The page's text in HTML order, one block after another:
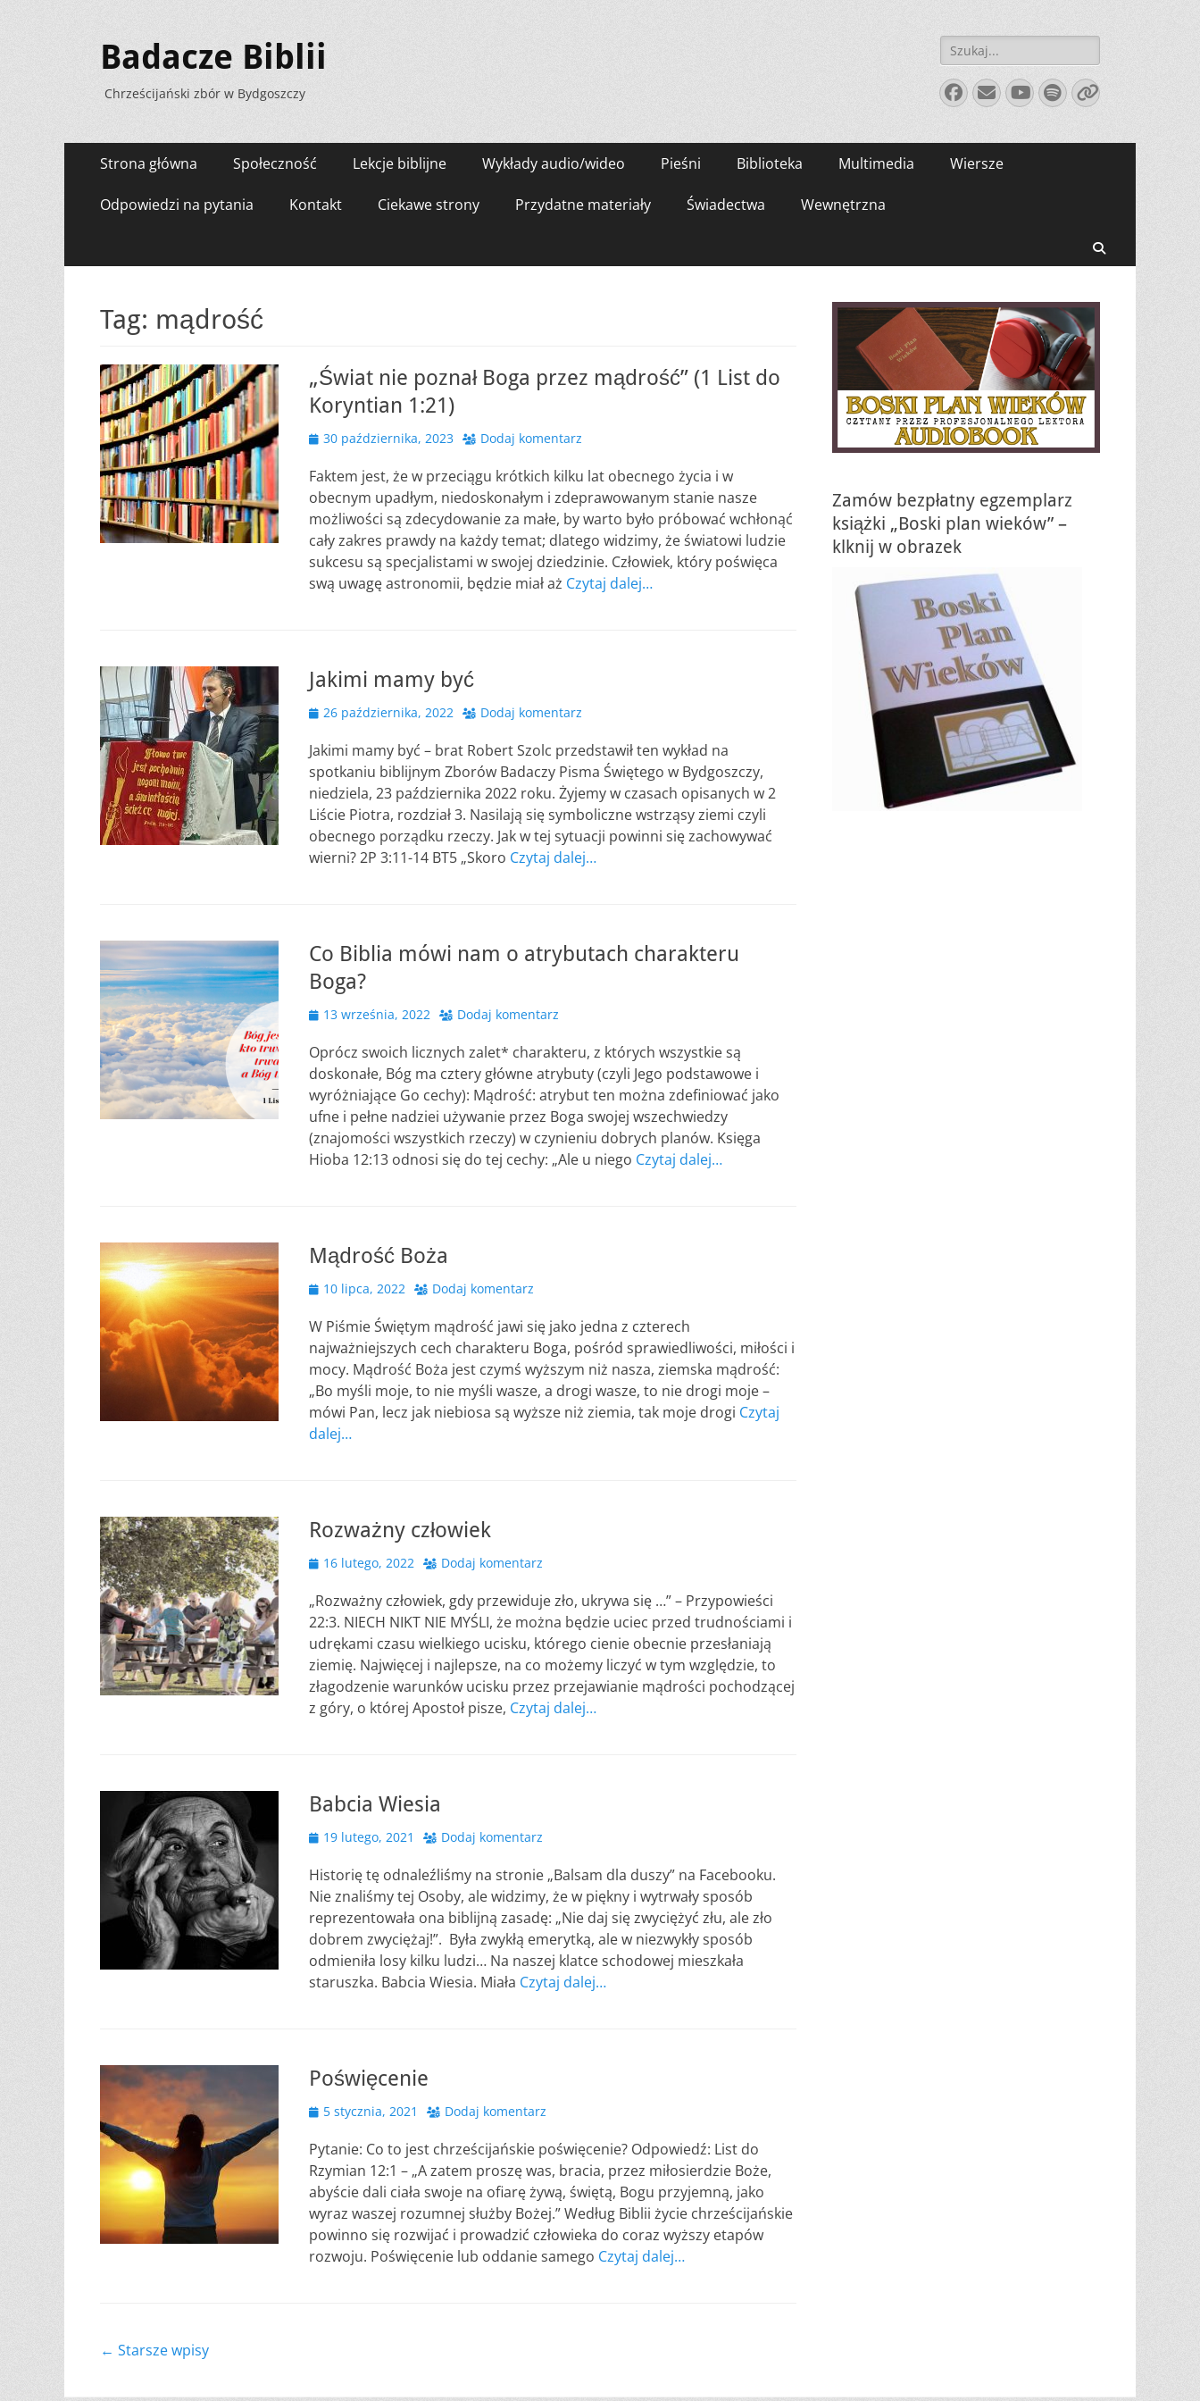
Badacze Biblii
Chrześcijański zbór w Bydgoszczy
Szukaj:
Facebook
E-
mail
YouTube
Spotify
Link
Menu
zawartości
Strona główna Społeczność Lekcje biblijne Wykłady audio/wideo Pieśni Biblioteka Multimedia Wiersze
Odpowiedzi na pytania Kontakt Ciekawe strony Przydatne materiały Świadectwa Wewnętrzna
Tag: mądrość
„Świat nie poznał Boga przez mądrość” (1 List do
Koryntian 1:21)
Opublikowano
30 października, 2023 Dodaj komentarz
Faktem jest, że w przeciągu krótkich kilku lat obecnego życia i w
obecnym upadłym, niedoskonałym i zdeprawowanym stanie nasze
możliwości są zdecydowanie za małe, by warto było próbować wchłonąć
cały zakres prawdy na każdy temat; dlatego widzimy, że światowi ludzie
sukcesu są specjalistami w swojej dziedzinie. Człowiek, który poświęca
swą uwagę astronomii, będzie miał aż Czytaj dalej…
Jakimi mamy być
Opublikowano
26 października, 2022 Dodaj komentarz
Jakimi mamy być – brat Robert Szolc przedstawił ten wykład na
spotkaniu biblijnym Zborów Badaczy Pisma Świętego w Bydgoszczy,
niedziela, 23 października 2022 roku. Żyjemy w czasach opisanych w 2
Liście Piotra, rozdział 3. Nasilają się symboliczne wstrząsy ziemi czyli
obecnego porządku rzeczy. Jak w tej sytuacji powinni się zachowywać
wierni? 2P 3:11-14 BT5 „Skoro Czytaj dalej…
Co Biblia mówi nam o atrybutach charakteru
Boga?
Opublikowano
13 września, 2022 Dodaj komentarz
Oprócz swoich licznych zalet* charakteru, z których wszystkie są
doskonałe, Bóg ma cztery główne atrybuty (czyli Jego podstawowe i
wyróżniające Go cechy): Mądrość: atrybut ten można zdefiniować jako
ufne i pełne nadziei używanie przez Boga swojej wszechwiedzy
(znajomości wszystkich rzeczy) w czynieniu dobrych planów. Księga
Hioba 12:13 odnosi się do tej cechy: „Ale u niego Czytaj dalej…
Mądrość Boża
Opublikowano
10 lipca, 2022 Dodaj komentarz
W Piśmie Świętym mądrość jawi się jako jedna z czterech
najważniejszych cech charakteru Boga, pośród sprawiedliwości, miłości i
mocy. Mądrość Boża jest czymś wyższym niż nasza, ziemska mądrość:
„Bo myśli moje, to nie myśli wasze, a drogi wasze, to nie drogi moje –
mówi Pan, lecz jak niebiosa są wyższe niż ziemia, tak moje drogi Czytaj
dalej…
Rozważny człowiek
Opublikowano
16 lutego, 2022 Dodaj komentarz
„Rozważny człowiek, gdy przewiduje zło, ukrywa się …” – Przypowieści
22:3. NIECH NIKT NIE MYŚLI, że można będzie uciec przed trudnościami i
udrękami czasu wielkiego ucisku, którego cienie obecnie przesłaniają
ziemię. Najwięcej i najlepsze, na co możemy liczyć w tym względzie, to
złagodzenie warunków ucisku przez przejawianie mądrości pochodzącej
z góry, o której Apostoł pisze, Czytaj dalej…
Babcia Wiesia
Opublikowano
19 lutego, 2021 Dodaj komentarz
Historię tę odnaleźliśmy na stronie „Balsam dla duszy” na Facebooku.
Nie znaliśmy tej Osoby, ale widzimy, że w piękny i wytrwały sposób
reprezentowała ona biblijną zasadę: „Nie daj się zwyciężyć złu, ale zło
dobrem zwyciężaj!”. Była zwykłą emerytką, ale w niezwykły sposób
odmieniła losy kilku ludzi… Na naszej klatce schodowej mieszkała
staruszka. Babcia Wiesia. Miała Czytaj dalej…
Poświęcenie
Opublikowano
5 stycznia, 2021 Dodaj komentarz
Pytanie: Co to jest chrześcijańskie poświęcenie? Odpowiedź: List do
Rzymian 12:1 – „A zatem proszę was, bracia, przez miłosierdzie Boże,
abyście dali ciała swoje na ofiarę żywą, świętą, Bogu przyjemną, jako
wyraz waszej rozumnej służby Bożej.” Według Biblii życie chrześcijańskie
powinno się rozwijać i prowadzić człowieka do coraz wyższy etapów
rozwoju. Poświęcenie lub oddanie samego Czytaj dalej…
Nawigacja
← Starsze wpisy
Zamów bezpłatny egzemplarz
książki „Boski plan wieków” –
klknij w obrazek